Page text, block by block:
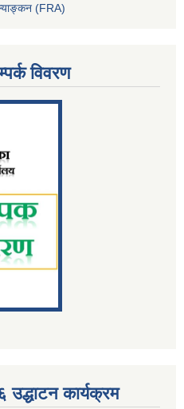
(FRA)
विवरण
कार्यक्रम